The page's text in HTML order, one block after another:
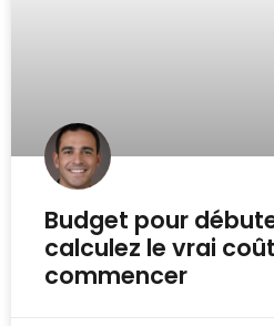
Budget pour
calculez le vrai
commencer